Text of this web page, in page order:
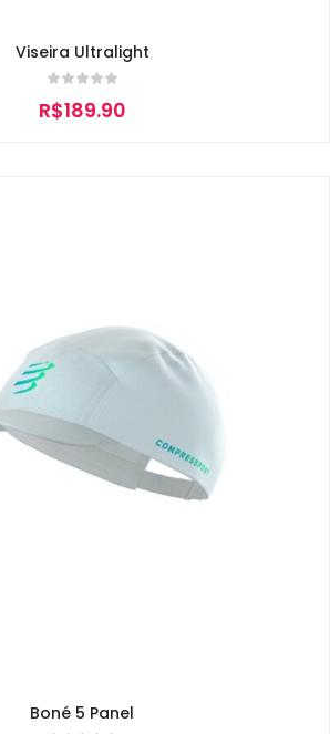
Viseira Ultralight
R$189.90
Boné 5 Panel